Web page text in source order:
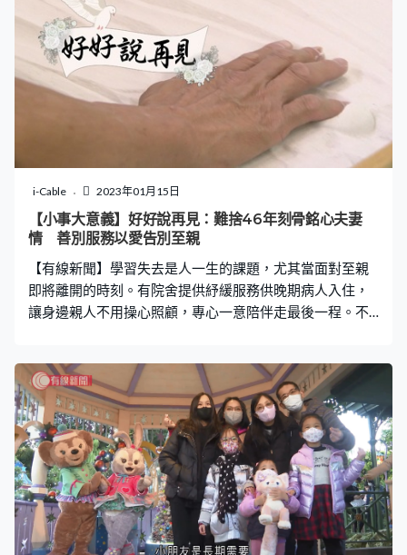
i-Cable 2023年01月15日
【小事大意義】好好說再見：難捨46年刻骨銘心夫妻
情 善別服務以愛告別至親
【有線新聞】學習失去是人一生的課題，尤其當面對至親
即將離開的時刻。有院舍提供紓緩服務供晚期病人入住，
讓身邊親人不用操心照顧，專心一意陪伴走最後一程。不
未能平復。透過善別輔導服務，他在喪妻一年多過後，逐
漸找到內心的安穩，用適合自己的方式建立與太太在情感
上的連結。